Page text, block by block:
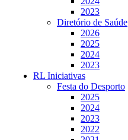
2023
Diretório de Saúde
2026
2025
2024
2023
RL Iniciativas
Festa do Desporto
2025
2024
2023
2022